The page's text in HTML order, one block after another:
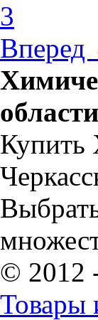
3
Вперед
Купить
© 2012
Товары